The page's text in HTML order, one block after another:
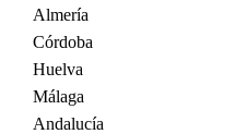
Almería
Córdoba
Huelva
Málaga
Andalucía